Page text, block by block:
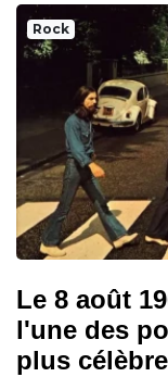
Rock
Le 8 août
l'une des
plus